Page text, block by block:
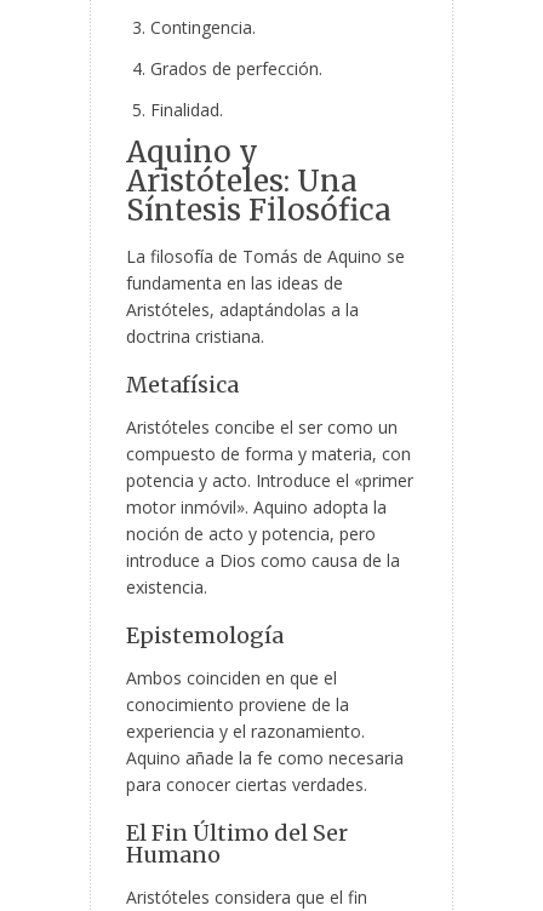
Contingencia.
Grados de perfección.
Finalidad.
Aquino y
Aristóteles: Una
Síntesis Filosófica
La filosofía de Tomás de Aquino se
fundamenta en las ideas de
Aristóteles, adaptándolas a la
doctrina cristiana.
Metafísica
Aristóteles concibe el ser como un
compuesto de forma y materia, con
potencia y acto. Introduce el «primer
motor inmóvil». Aquino adopta la
noción de acto y potencia, pero
introduce a Dios como causa de la
existencia.
Epistemología
Ambos coinciden en que el
conocimiento proviene de la
experiencia y el razonamiento.
Aquino añade la fe como necesaria
para conocer ciertas verdades.
El Fin Último del Ser
Humano
Aristóteles considera que el fin